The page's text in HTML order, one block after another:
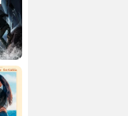
Les Matins merveilleux Bande-annonce VF